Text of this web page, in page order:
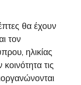
θα έχουν
τον
ηλικίας
τις